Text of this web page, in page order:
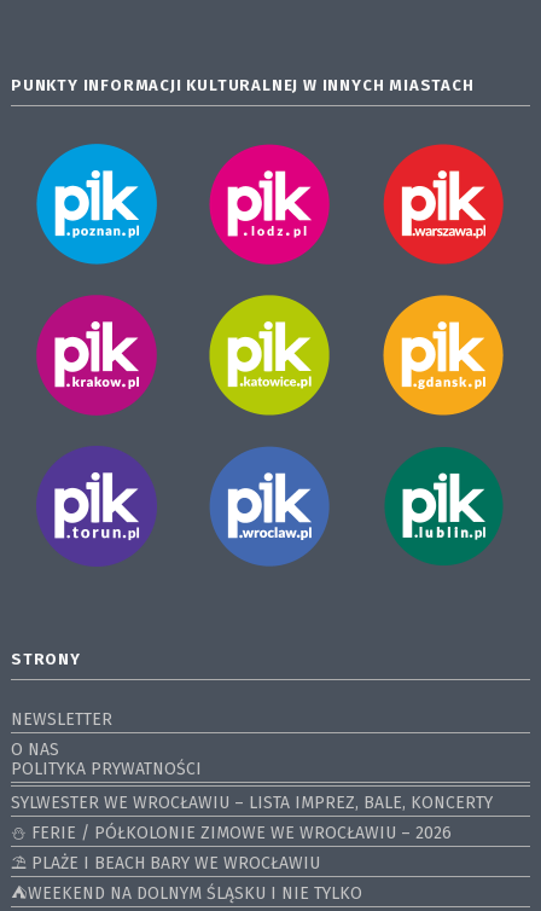
PUNKTY INFORMACJI KULTURALNEJ W INNYCH MIASTACH
STRONY
NEWSLETTER
O NAS
POLITYKA PRYWATNOŚCI
SYLWESTER WE WROCŁAWIU – LISTA IMPREZ, BALE, KONCERTY
⛄️ FERIE / PÓŁKOLONIE ZIMOWE WE WROCŁAWIU – 2026
⛱️ PLAŻE I BEACH BARY WE WROCŁAWIU
⛺️WEEKEND NA DOLNYM ŚLĄSKU I NIE TYLKO